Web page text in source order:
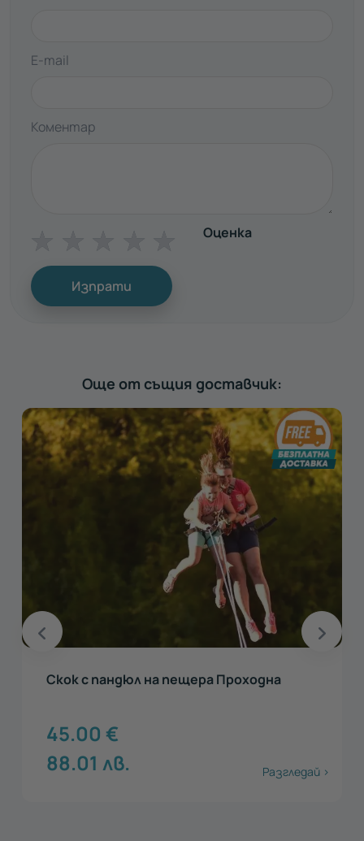
E-mail
Коментар
Оценка
Изпрати
Още от същия доставчик:
Скок с пандюл на пещера Проходна
45.00 €
88.01 лв. Разгледай >